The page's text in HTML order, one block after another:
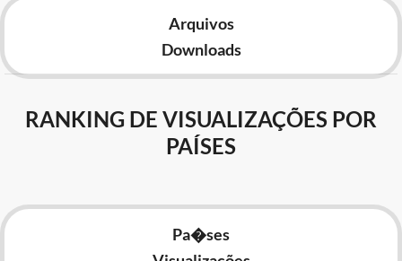
Arquivos
Downloads
RANKING DE VISUALIZAÇÕES POR
PAÍSES
Pa�ses